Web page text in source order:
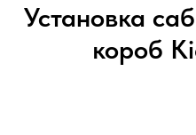
Установка
короб